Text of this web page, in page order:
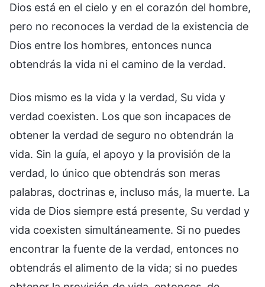
Dios está en el cielo y en el corazón del hombre,
pero no reconoces la verdad de la existencia de
Dios entre los hombres, entonces nunca
obtendrás la vida ni el camino de la verdad.
Dios mismo es la vida y la verdad, Su vida y
verdad coexisten. Los que son incapaces de
obtener la verdad de seguro no obtendrán la
vida. Sin la guía, el apoyo y la provisión de la
verdad, lo único que obtendrás son meras
palabras, doctrinas e, incluso más, la muerte. La
vida de Dios siempre está presente, Su verdad y
vida coexisten simultáneamente. Si no puedes
encontrar la fuente de la verdad, entonces no
obtendrás el alimento de la vida; si no puedes